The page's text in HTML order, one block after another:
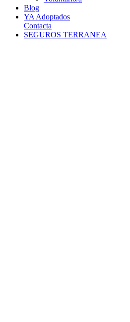
Blog
YA Adoptados
Contacta
SEGUROS TERRANEA